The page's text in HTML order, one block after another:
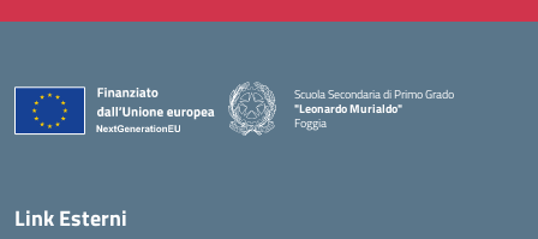
Scuola Secondaria di Primo Grado
"Leonardo Murialdo"
Foggia
— Visita la pagina iniziale della scuola
Link Esterni